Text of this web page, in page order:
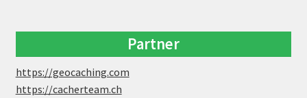
Partner
https://geocaching.com
https://cacherteam.ch